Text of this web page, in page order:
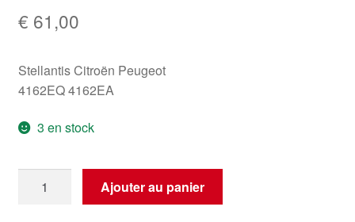
€ 61,00
Stellantis Citroën Peugeot
4162EQ 4162EA
3 en stock
Ajouter au panier